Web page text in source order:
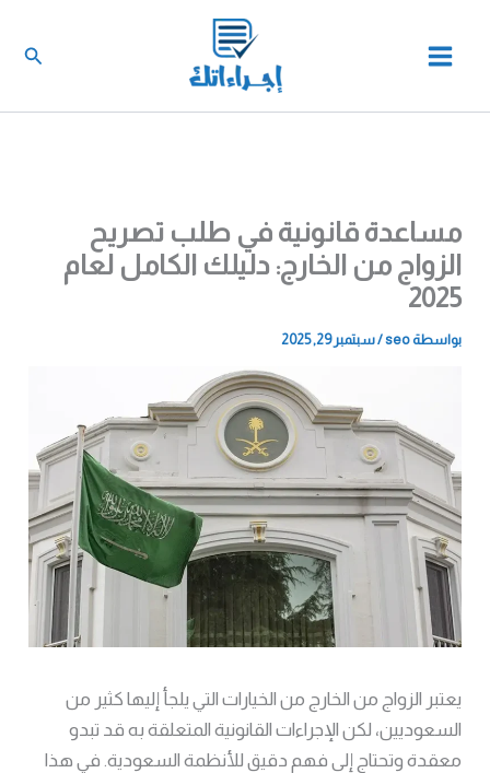
مساعدة قانونية في طلب تصريح
الزواج من الخارج: دليلك الكامل لعام
2025
بواسطة seo
/سبتمبر 29, 2025
يعتبر الزواج من الخارج من الخيارات التي يلجأ إليها كثير من
السعوديين، لكن الإجراءات القانونية المتعلقة به قد تبدو
معقدة وتحتاج إلى فهم دقيق للأنظمة السعودية. في هذا